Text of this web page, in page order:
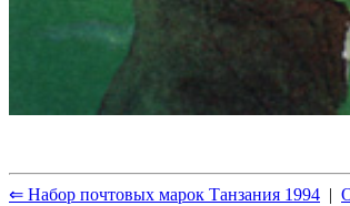
⇐ Набор почтовых марок Танзания 1994 |